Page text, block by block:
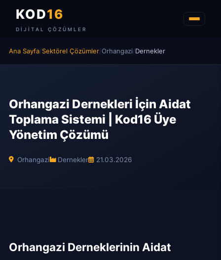
KOD16
DIJITAL ÇÖZÜMLER
Ana Sayfa/Sektörel Çözümler/Orhangazi/Dernekler
Orhangazi Dernekleri İçin Aidat
Toplama Sistemi | Kod16 Üye
Yönetim Çözümü
Orhangazi Dernekler 21.03.2026
Orhangazi Derneklerinin Aidat